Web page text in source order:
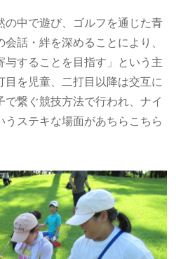
の中で遊び、ゴルフを通じた青
話・絆を深めることにより、
与することを目指す」という主
目を児童、二打目以降は交互に
繋ぐ競技方法で行われ、ナイ
うステキな場面があちらこちら